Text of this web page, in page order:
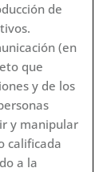
de
(en
que
y de los
y manipular
calificada
a la